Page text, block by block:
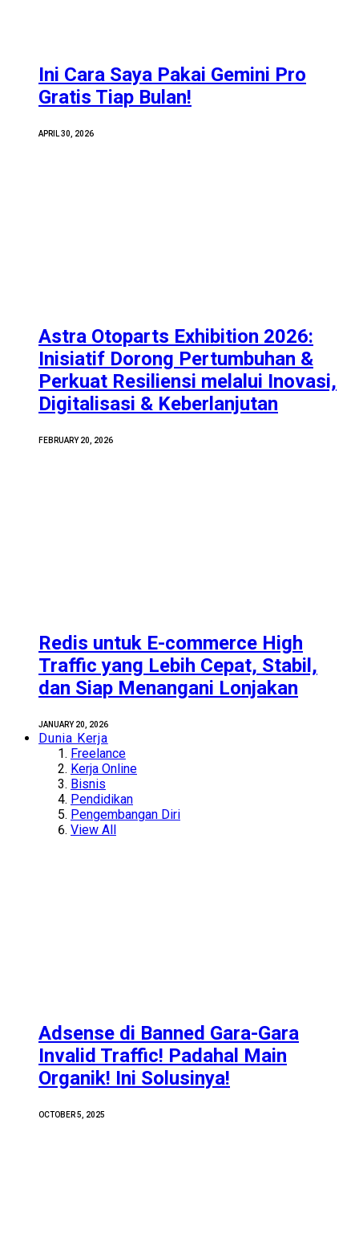
Ini Cara Saya Pakai Gemini Pro
Gratis Tiap Bulan!
APRIL 30, 2026
Astra Otoparts Exhibition 2026:
Inisiatif Dorong Pertumbuhan &
Perkuat Resiliensi melalui Inovasi,
Digitalisasi & Keberlanjutan
FEBRUARY 20, 2026
Redis untuk E-commerce High
Traffic yang Lebih Cepat, Stabil,
dan Siap Menangani Lonjakan
JANUARY 20, 2026
Dunia Kerja
Freelance
Kerja Online
Bisnis
Pendidikan
Pengembangan Diri
View All
Adsense di Banned Gara-Gara
Invalid Traffic! Padahal Main
Organik! Ini Solusinya!
OCTOBER 5, 2025